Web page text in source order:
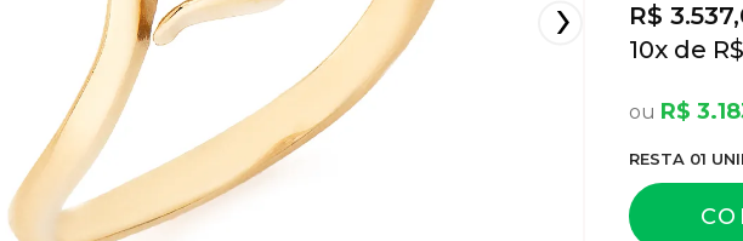
R$
10x
R$
RESTA 01